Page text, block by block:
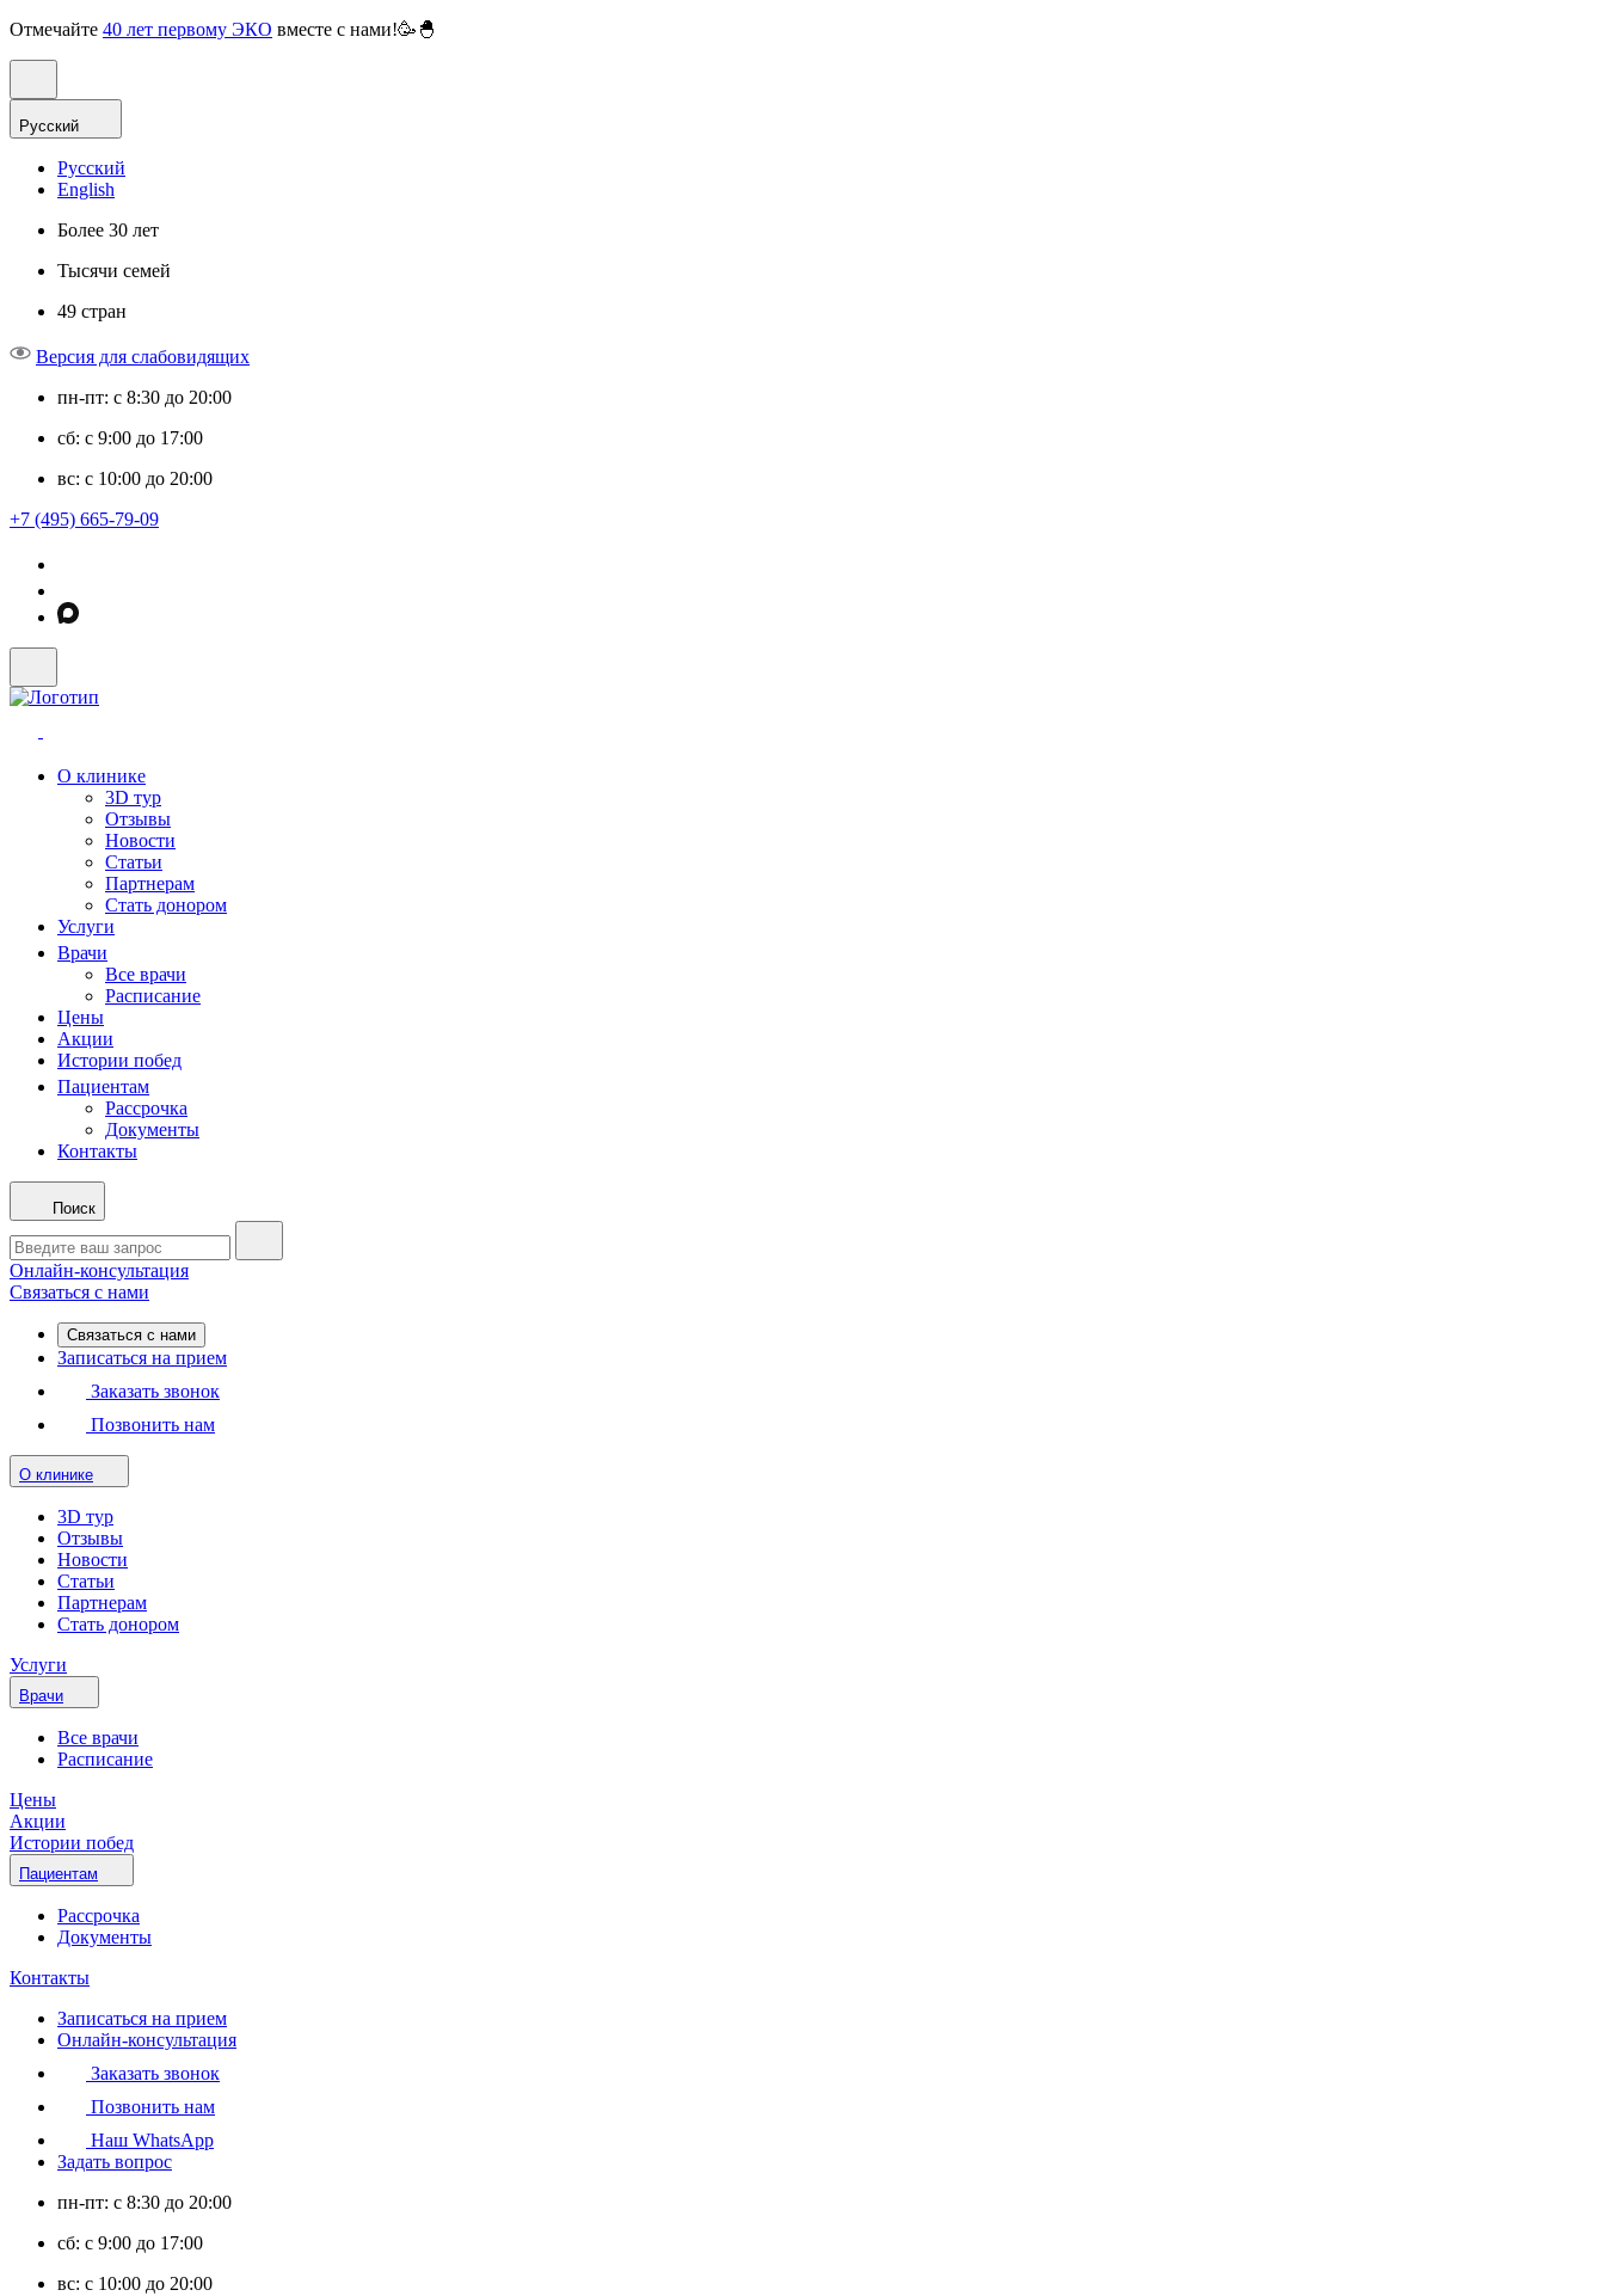
Отмечайте 40 лет первому ЭКО вместе с нами!🥳🐣
Русский
Русский
English
Более 30 лет
Тысячи семей
49 стран
Версия для слабовидящих
пн-пт: с 8:30 до 20:00
сб: с 9:00 до 17:00
вс: с 10:00 до 20:00
+7 (495) 665-79-09
О клинике
3D тур
Отзывы
Новости
Статьи
Партнерам
Стать донором
Услуги
Врачи
Все врачи
Расписание
Цены
Акции
Истории побед
Пациентам
Рассрочка
Документы
Контакты
Поиск
Онлайн-консультация
Связаться с нами
Связаться с нами
Записаться на прием
Заказать звонок
Позвонить нам
О клинике
3D тур
Отзывы
Новости
Статьи
Партнерам
Стать донором
Услуги
Врачи
Все врачи
Расписание
Цены
Акции
Истории побед
Пациентам
Рассрочка
Документы
Контакты
Записаться на прием
Онлайн-консультация
Заказать звонок
Позвонить нам
Наш WhatsApp
Задать вопрос
пн-пт: с 8:30 до 20:00
сб: с 9:00 до 17:00
вс: с 10:00 до 20:00